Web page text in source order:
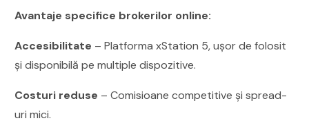
Avantaje specifice brokerilor online:
Accesibilitate – Platforma xStation 5, ușor de folosit
și disponibilă pe multiple dispozitive.
Costuri reduse – Comisioane competitive și spread-
uri mici.